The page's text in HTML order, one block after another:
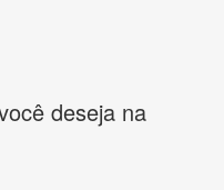
deseja na